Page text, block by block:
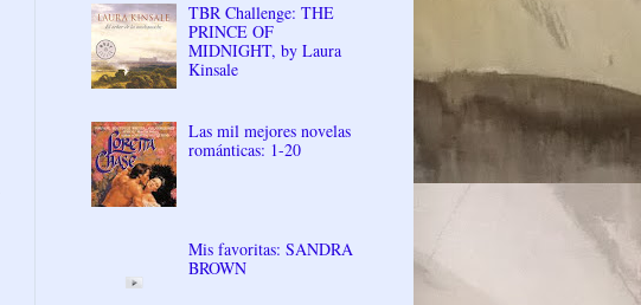
TBR Challenge: THE
PRINCE OF
MIDNIGHT, by Laura
Kinsale
Las mil mejores novelas
románticas: 1-20
Mis favoritas: SANDRA
BROWN